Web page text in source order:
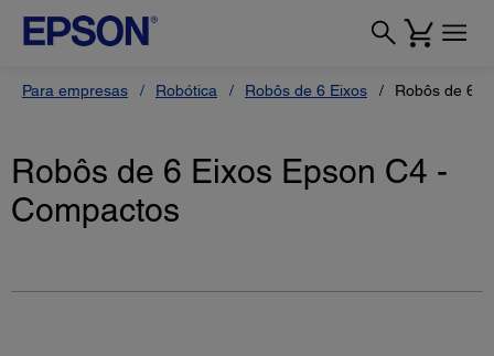
Para empresas Robótica Robôs de 6 Eixos Robôs de 6
Robôs de 6 Eixos Epson C4 -
Compactos